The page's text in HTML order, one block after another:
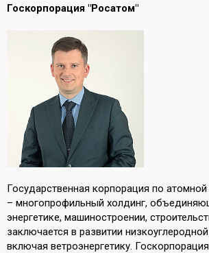
Госкорпорация "Росатом"
Государственная корпорация по
– многопрофильный холдинг,
энергетике, машиностроении,
заключается в развитии
включая ветроэнергетику.